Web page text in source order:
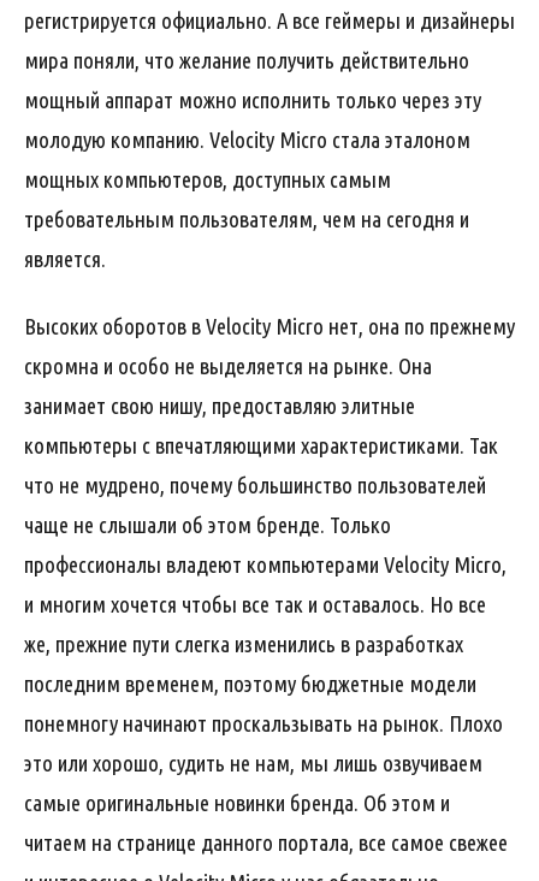
регистрируется официально. А все геймеры и дизайнеры
мира поняли, что желание получить действительно
мощный аппарат можно исполнить только через эту
молодую компанию. Velocity Micro стала эталоном
мощных компьютеров, доступных самым
требовательным пользователям, чем на сегодня и
является.
Высоких оборотов в Velocity Micro нет, она по прежнему
скромна и особо не выделяется на рынке. Она
занимает свою нишу, предоставляю элитные
компьютеры с впечатляющими характеристиками. Так
что не мудрено, почему большинство пользователей
чаще не слышали об этом бренде. Только
профессионалы владеют компьютерами Velocity Micro,
и многим хочется чтобы все так и оставалось. Но все
же, прежние пути слегка изменились в разработках
последним временем, поэтому бюджетные модели
понемногу начинают проскальзывать на рынок. Плохо
это или хорошо, судить не нам, мы лишь озвучиваем
самые оригинальные новинки бренда. Об этом и
читаем на странице данного портала, все самое свежее